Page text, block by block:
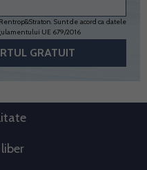
Sunt de acord ca datele
UE 679/2016